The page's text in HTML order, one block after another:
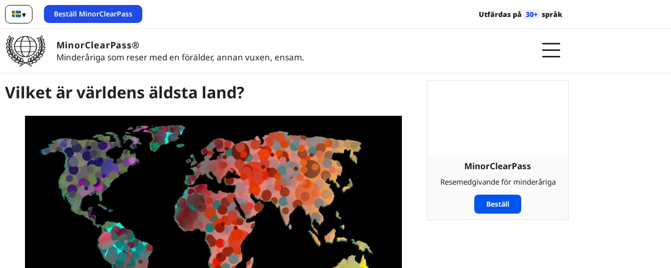
▾
Svenska
Beställ MinorClearPass Utfärdas på 30+ språk
MinorClearPass®
Minderåriga som reser med en förälder, annan vuxen, ensam.
Vilket är världens äldsta land?
MinorClearPass
Resemedgivande för minderåriga
Beställ